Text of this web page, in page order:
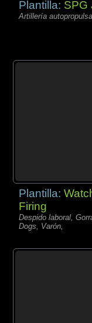
Plantilla: SPG
Artillería
Plantilla:
Firing
Despido laboral,
Dogs, Varón,